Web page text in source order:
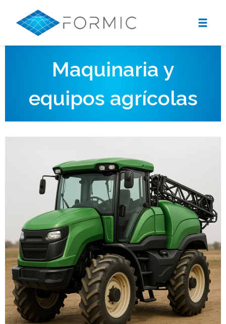
Maquinaria y
equipos agrícolas